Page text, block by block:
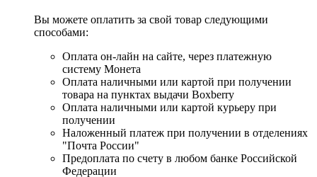
Вы можете оплатить за свой товар следующими
способами:
Оплата он-лайн на сайте, через платежную
систему Монета
Оплата наличными или картой при получении
товара на пунктах выдачи Boxberry
Оплата наличными или картой курьеру при
получении
Наложенный платеж при получении в отделениях
"Почта России"
Предоплата по счету в любом банке Российской
Федерации